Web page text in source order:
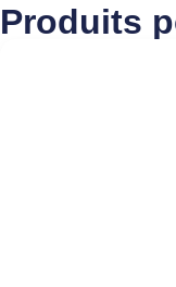
Produits